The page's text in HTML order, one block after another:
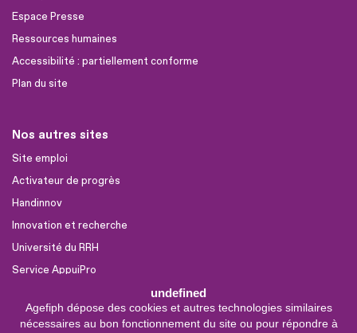
undefined
Agefiph dépose des cookies et autres technologies similaires
nécessaires au bon fonctionnement du site ou pour répondre à
Espace Presse
Ressources humaines
Accessibilité : partiellement conforme
Plan du site
Nos autres sites
Site emploi
Activateur de progrès
Handinnov
Innovation et recherche
Université du RRH
Service AppuiPro
Nous suivre